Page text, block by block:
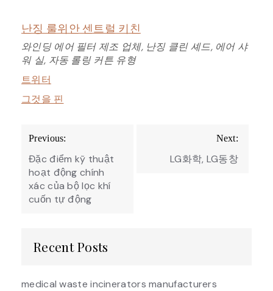
난징 룰위안 센트럴 키친
와인딩 에어 필터 제조 업체, 난징 클린 셰드, 에어 샤
워 실, 자동 롤링 커튼 유형
트위터
그것을 핀
Post
navigation
Previous:
Đặc điểm kỹ thuật
hoạt động chính
xác của bộ lọc khí
cuốn tự động
Next:
LG화학, LG동창
Recent Posts
medical waste incinerators manufacturers